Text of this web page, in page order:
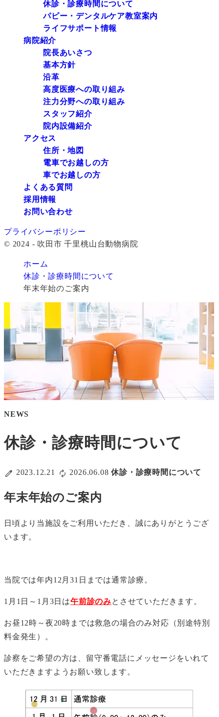
休診・診療時間について
パピー・デンタルケア教室案内
ライフサポート情報
病院紹介
院長あいさつ
基本方針
沿革
高度医療への取り組み
注力分野への取り組み
スタッフ紹介
院内設備紹介
アクセス
住所・地図
電車でお越しの方
車でお越しの方
よくある質問
採用情報
お問い合わせ
プライバシーポリシー
© 2024 - 吹田市 千里桃山台動物病院
ホーム
休診・診療時間について
年末年始のご案内
NEWS
休診・診療時間について
2023.12.21 2026.06.08休診・診療時間について
年末年始のご案内
日頃より当施設をご利用いただき、誠にありがとうござ
います。
当院では年内12月31日までは通常診療。
1月1日～1月3日は午前診のみとさせていただきます。
お昼12時～夜20時までは救急の場合のみ対応（別途特別
料金発生）。
診察をご希望の方は、留守番電話にメッセージをいれて
いただきますようお願い致します。